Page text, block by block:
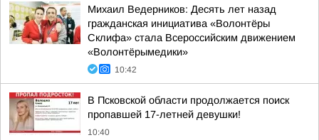
Михаил Ведерников: Десять лет назад
гражданская инициатива «Волонтёры
Склифа» стала Всероссийским движением
«Волонтёрымедики»
10:42
В Псковской области продолжается поиск
пропавшей 17-летней девушки!
10:40